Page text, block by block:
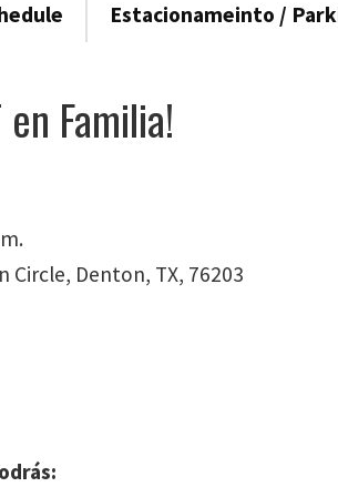
Estacionameinto /
Familia!
Circle, Denton, TX, 76203